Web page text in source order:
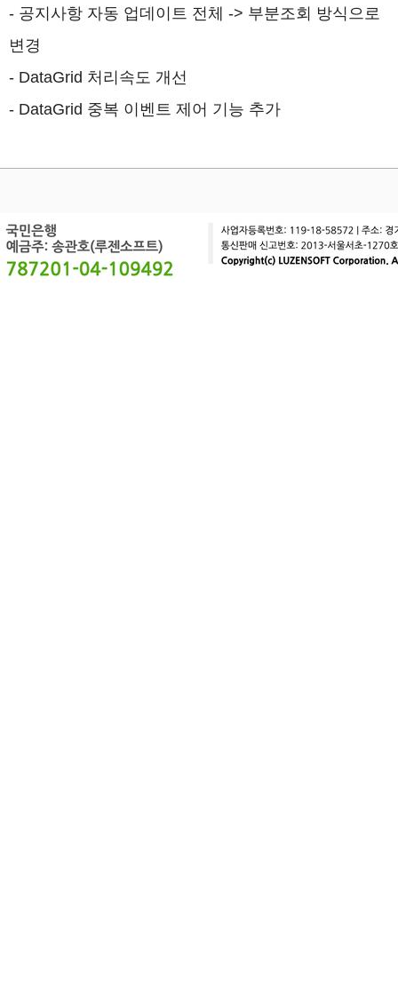
- 공지사항 자동 업데이트 전체 -> 부분조회 방식으로
변경
- DataGrid 처리속도 개선
- DataGrid 중복 이벤트 제어 기능 추가